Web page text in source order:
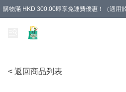
購物滿 HKD 300.00即享免運費優惠！（適用
< 返回商品列表